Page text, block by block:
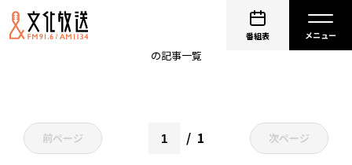
番組表
の記事一覧
前ページ 1 次ページ